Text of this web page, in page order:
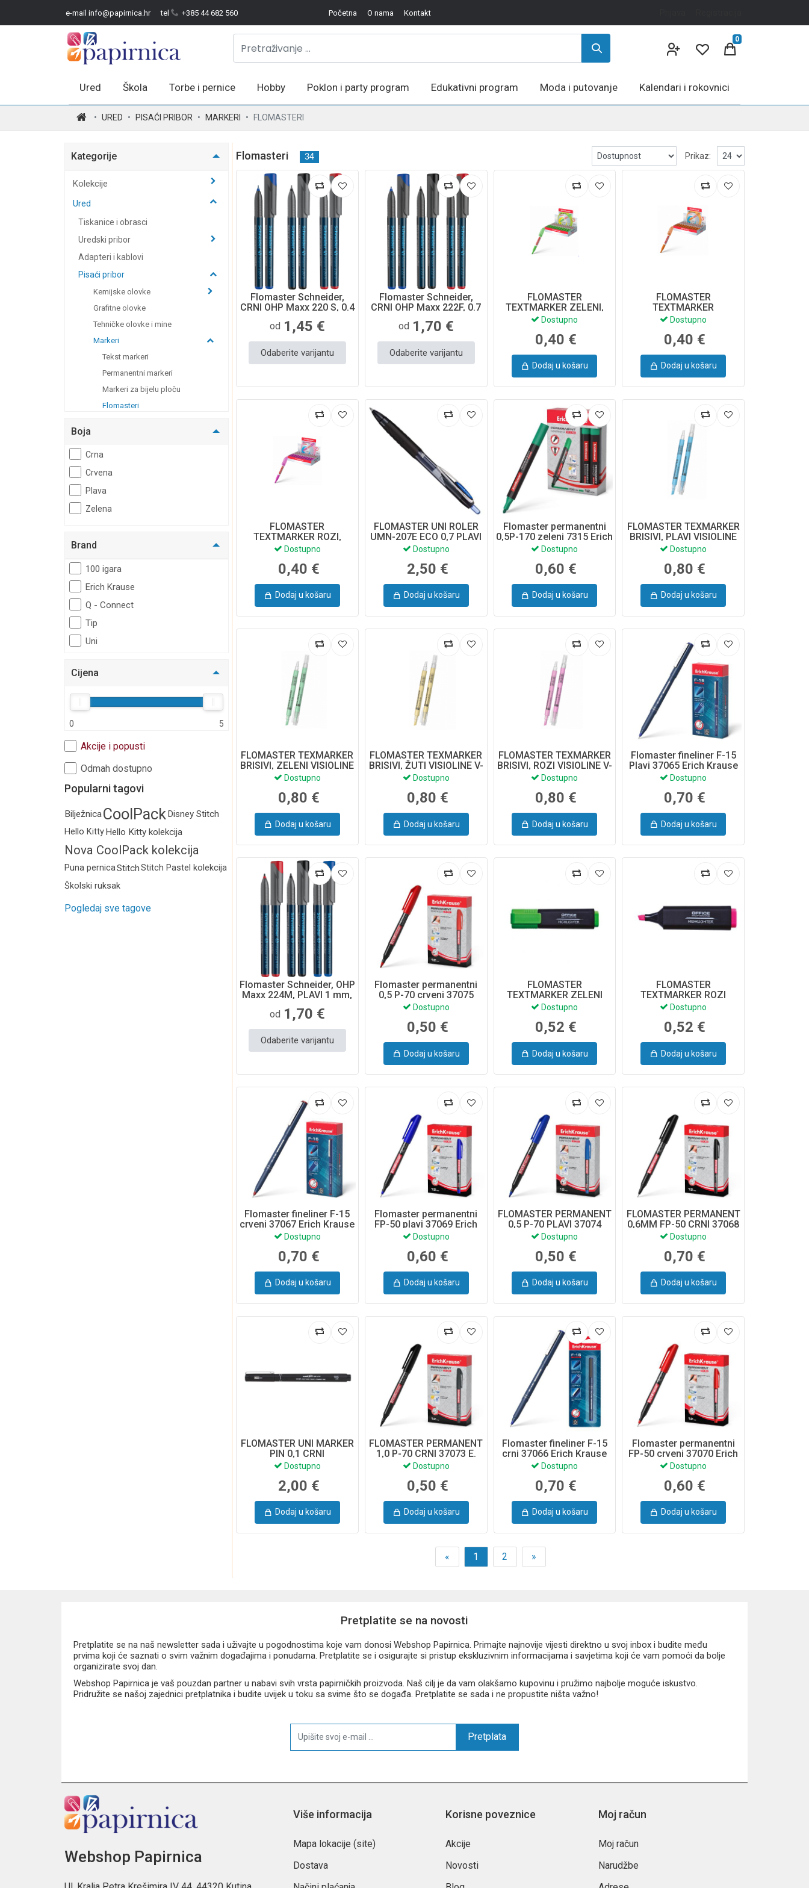
e-mail info@papirnica.hr tel +385 44 682 560 Početna O nama Kontakt
0
Ured Škola Torbe i pernice Hobby Poklon i party program Edukativni program Moda i putovanje Kalendari i rokovnici
URED PISAĆI PRIBOR MARKERI FLOMASTERI
Kategorije
Kolekcije
Ured
Tiskanice i obrasci
Uredski pribor
Adapteri i kablovi
Pisaći pribor
Kemijske olovke
Grafitne olovke
Tehničke olovke i mine
Markeri
Tekst markeri
Permanentni markeri
Markeri za bijelu ploču
Flomasteri
Odlaganje dokumenata
Ostalo
Samoljepljivi blokovi
Post-it blokovi
Uredski strojevi
Za prezentaciju
Plastifikatori i folije
Oprema za računala
Etikete
Škola
Akcija
Dječji program
Poklon i party program
Torbe i pernice
Kalendari i rokovnici
Edukativni program
Boja
Crna
Crvena
Plava
Zelena
Brand
100 igara
Erich Krause
Q - Connect
Tip
Uni
Cijena
0 5
Akcije i popusti
Odmah dostupno
Popularni tagovi
BilježnicaCoolPackDisney Stitch
Hello KittyHello Kitty kolekcija
Nova CoolPack kolekcija
2026.
Puna pernicaStitchStitch Pastel kolekcija
Školski ruksak
Pogledaj sve tagove
Flomasteri 34 Prikaz:
Flomaster Schneider,
CRNI OHP Maxx 220 S, 0.4
od 1,45 €
Odaberite varijantu
Flomaster Schneider,
CRNI OHP Maxx 222F, 0.7
od 1,70 €
Odaberite varijantu
FLOMASTER
TEXTMARKER ZELENI,
VISIOLINE V-11 MINI 56901
ERICH KRAUSE
Dostupno
0,40 €
Dodaj u košaru
FLOMASTER
TEXTMARKER
NARANČASTI, VISIOLINE V-
11 MINI 56903 ERICH
KRAUSE
Dostupno
0,40 €
Dodaj u košaru
FLOMASTER
TEXTMARKER ROZI,
VISIOLINE V-11 MINI 56902
ERICH KRAUSE
Dostupno
0,40 €
Dodaj u košaru
FLOMASTER UNI ROLER
UMN-207E ECO 0,7 PLAVI
Dostupno
2,50 €
Dodaj u košaru
Flomaster permanentni
0,5P-170 zeleni 7315 Erich
Krause
Dostupno
0,60 €
Dodaj u košaru
FLOMASTER TEXMARKER
BRISIVI, PLAVI VISIOLINE
V-16, 60793 ERICH
KRAUSE
Dostupno
0,80 €
Dodaj u košaru
FLOMASTER TEXMARKER
BRISIVI, ZELENI VISIOLINE
V-16, 60791 ERICH
KRAUSE
Dostupno
0,80 €
Dodaj u košaru
FLOMASTER TEXMARKER
BRISIVI, ŽUTI VISIOLINE V-
16, 60790 ERICH KRAUSE
Dostupno
0,80 €
Dodaj u košaru
FLOMASTER TEXMARKER
BRISIVI, ROZI VISIOLINE V-
16, 60792 ERICH KRAUSE
Dostupno
0,80 €
Dodaj u košaru
Flomaster fineliner F-15
Plavi 37065 Erich Krause
Dostupno
0,70 €
Dodaj u košaru
Flomaster Schneider, OHP
Maxx 224M, PLAVI 1 mm,
od 1,70 €
Odaberite varijantu
Flomaster permanentni
0,5 P-70 crveni 37075
Erich Krause
Dostupno
0,50 €
Dodaj u košaru
FLOMASTER
TEXTMARKER ZELENI
WB844004 17055211-02
OFF. PROD
Dostupno
0,52 €
Dodaj u košaru
FLOMASTER
TEXTMARKER ROZI
WB844008 17055211-13
OFF. PROD.
Dostupno
0,52 €
Dodaj u košaru
Flomaster fineliner F-15
crveni 37067 Erich Krause
Dostupno
0,70 €
Dodaj u košaru
Flomaster permanentni
FP-50 plavi 37069 Erich
Krause
Dostupno
0,60 €
Dodaj u košaru
FLOMASTER PERMANENT
0,5 P-70 PLAVI 37074
ERICH KRAUSE
Dostupno
0,50 €
Dodaj u košaru
FLOMASTER PERMANENT
0,6MM FP-50 CRNI 37068
E.
Dostupno
0,70 €
Dodaj u košaru
FLOMASTER UNI MARKER
PIN 0,1 CRNI
Dostupno
2,00 €
Dodaj u košaru
FLOMASTER PERMANENT
1,0 P-70 CRNI 37073 E.
Dostupno
0,50 €
Dodaj u košaru
Flomaster fineliner F-15
crni 37066 Erich Krause
Dostupno
0,70 €
Dodaj u košaru
Flomaster permanentni
FP-50 crveni 37070 Erich
Krause
Dostupno
0,60 €
Dodaj u košaru
« 1 2 »
Pretplatite se na novosti
Pretplatite se na naš newsletter sada i uživajte u pogodnostima koje vam donosi Webshop Papirnica. Primajte najnovije vijesti direktno u svoj inbox i budite među
prvima koji će saznati o svim važnim događajima i ponudama. Pretplatite se i osigurajte si pristup ekskluzivnim informacijama i savjetima koji će vam pomoći da bolje
organizirate svoj dan.
Webshop Papirnica je vaš pouzdan partner u nabavi svih vrsta papirničkih proizvoda. Naš cilj je da vam olakšamo kupovinu i pružimo najbolje moguće iskustvo.
Pridružite se našoj zajednici pretplatnika i budite uvijek u toku sa svime što se događa. Pretplatite se sada i ne propustite ništa važno!
Pretplata
Webshop Papirnica
Više informacija
Mapa lokacije (site)
Dostava
Korisne poveznice
Akcije
Novosti
Moj račun
Moj račun
Narudžbe